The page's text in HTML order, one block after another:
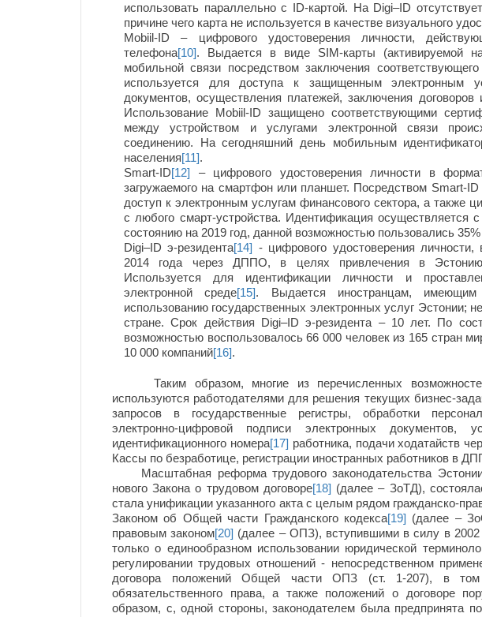
использовать параллельно с ID-картой. На Digi–ID
причине чего карта не используется в качестве визуального
Mobiil-ID – цифрового удостоверения личности,
телефона[10]. Выдается в виде SIM-карты (активируемой
мобильной связи посредством заключения
используется для доступа к защищенным электронным
документов, осуществления платежей, заключения договоров
Использование Mobiil-ID защищено соответствующими
между устройством и услугами электронной связи
соединению. На сегодняшний день мобильным
населения[11].
Smart-ID[12] – цифрового удостоверения личности в
загружаемого на смартфон или планшет. Посредством Smart-
доступ к электронным услугам финансового сектора, а также
с любого смарт-устройства. Идентификация осуществляется
состоянию на 2019 год, данной возможностью пользовались
Digi–ID э-резидента[14] - цифрового удостоверения
2014 года через ДППО, в целях привлечения в Эстонию
Используется для идентификации личности и
электронной среде[15]. Выдается иностранцам, имеющим
использованию государственных электронных услуг Эстонии;
стране. Срок действия Digi–ID э-резидента – 10 лет. По
возможностью воспользовалось 66 000 человек из 165 стран
10 000 компаний[16].
Таким образом, многие из перечисленных
используются работодателями для решения текущих бизнес-
запросов в государственные регистры, обработки
электронно-цифровой подписи электронных документов,
идентификационного номера[17] работника, подачи ходатайств
Кассы по безработице, регистрации иностранных работников в
Масштабная реформа трудового законодательства
нового Закона о трудовом договоре[18] (далее – ЗоТД),
стала унификации указанного акта с целым рядом гражданско-
Законом об Общей части Гражданского кодекса[19] (далее –
правовым законом[20] (далее – ОПЗ), вступившими в силу в
только о единообразном использовании юридической
регулировании трудовых отношений - непосредственном
договора положений Общей части ОПЗ (ст. 1-207), в
обязательственного права, а также положений о договоре
образом, с, одной стороны, законодателем была предпринята